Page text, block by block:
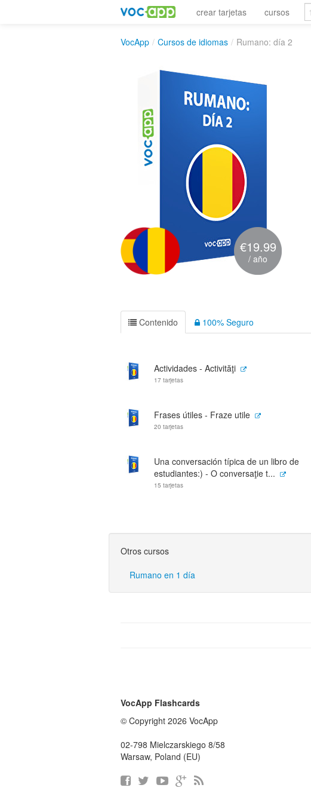
crear tarjetas cursos
VocApp / Cursos de idiomas / Rumano: día 2
€19.99
/ año
Contenido 100% Seguro
Actividades - Activităţi
17 tarjetas
Frases útiles - Fraze utile
20 tarjetas
Una conversación típica de un libro de
estudiantes:) - O conversaţie t...
15 tarjetas
Otros cursos
Rumano en 1 día
VocApp Flashcards
© Copyright 2026 VocApp
02-798 Mielczarskiego 8/58
Warsaw, Poland (EU)